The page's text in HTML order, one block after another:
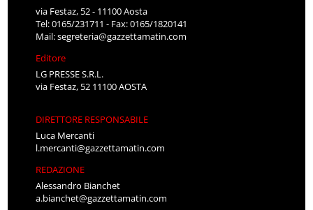
via Festaz, 52 - 11100 Aosta
Tel: 0165/231711 - Fax: 0165/1820141
Mail:segreteria@gazzettamatin.com
Editore
LG PRESSE S.R.L.
via Festaz, 52 11100 AOSTA
DIRETTORE RESPONSABILE
Luca Mercanti
l.mercanti@gazzettamatin.com
REDAZIONE
Alessandro Bianchet
a.bianchet@gazzettamatin.com